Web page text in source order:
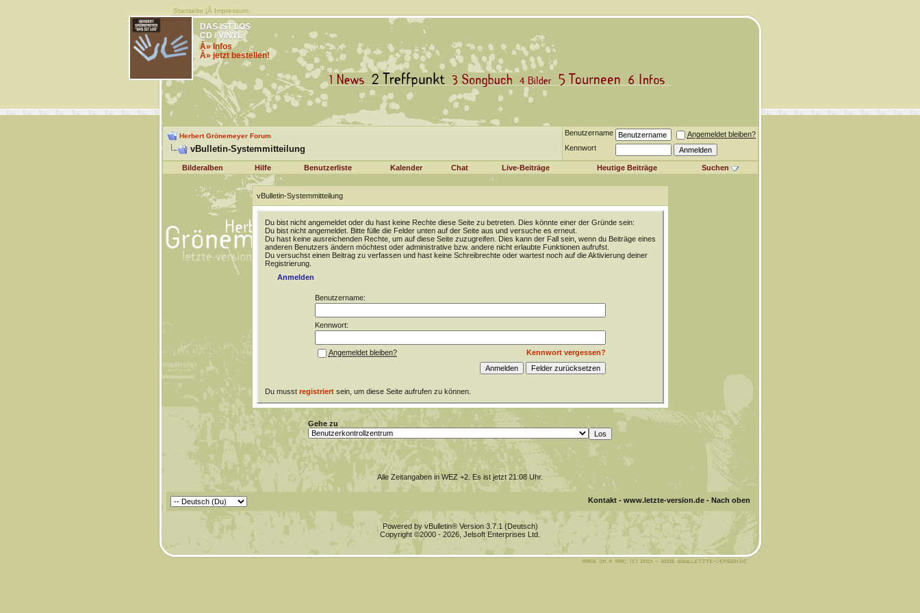
Startseite |Â Impressum
DAS IST LOS
CD / VINYL
Â» Infos
Â» jetzt bestellen!
Herbert Grönemeyer Forum
vBulletin-Systemmitteilung
Benutzername
Angemeldet bleiben?
Kennwort
Bilderalben Hilfe Benutzerliste Kalender Chat Live-Beiträge Heutige Beiträge Suchen
vBulletin-Systemmitteilung
Du bist nicht angemeldet oder du hast keine Rechte diese Seite zu betreten. Dies könnte einer der Gründe sein:
Du bist nicht angemeldet. Bitte fülle die Felder unten auf der Seite aus und versuche es erneut.
Du hast keine ausreichenden Rechte, um auf diese Seite zuzugreifen. Dies kann der Fall sein, wenn du Beiträge eines
anderen Benutzers ändern möchtest oder administrative bzw. andere nicht erlaubte Funktionen aufrufst.
Du versuchst einen Beitrag zu verfassen und hast keine Schreibrechte oder wartest noch auf die Aktivierung deiner
Registrierung.
Anmelden
Benutzername:
Kennwort:
Kennwort vergessen?
Angemeldet bleiben?
Du musst registriertsein, um diese Seite aufrufen zu können.
Gehe zu
Alle Zeitangaben in WEZ +2. Es ist jetzt21:08Uhr.
Kontakt- www.letzte-version.de- Nach oben
Powered by vBulletin® Version 3.7.1 (Deutsch)
Copyright ©2000 - 2026, Jelsoft Enterprises Ltd.